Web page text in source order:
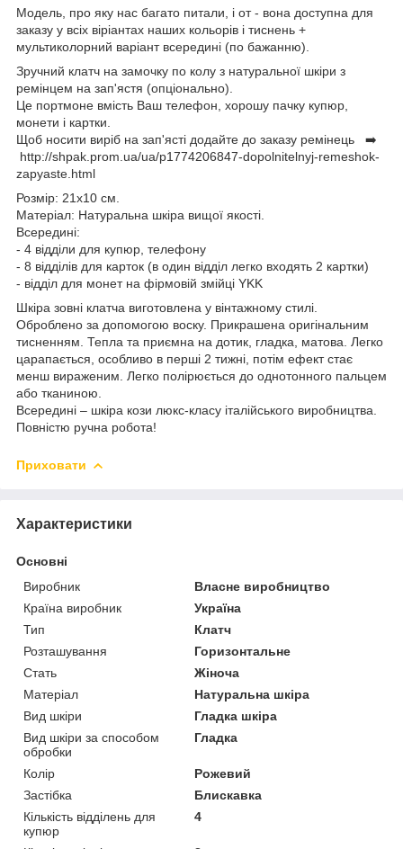
Модель, про яку нас багато питали, і от - вона доступна для
заказу у всіх віріантах наших кольорів і тиснень +
мультиколорний варіант всередині (по бажанню).
Зручний клатч на замочку по колу з натуральної шкіри з
ремінцем на зап'ястя (опціонально).
Це портмоне вмість Ваш телефон, хорошу пачку купюр,
монети і картки.
Щоб носити виріб на зап'ясті додайте до заказу ремінець ➡️
http://shpak.prom.ua/ua/p1774206847-dopolnitelnyj-remeshok-
zapyaste.html
Розмір: 21х10 см.
Матеріал: Натуральна шкіра вищої якості.
Всередині:
- 4 відділи для купюр, телефону
- 8 відділів для карток (в один відділ легко входять 2 картки)
- відділ для монет на фірмовій змійці YKK
Шкіра зовні клатча виготовлена у вінтажному стилі.
Оброблено за допомогою воску. Прикрашена оригінальним
тисненням. Тепла та приємна на дотик, гладка, матова. Легко
царапається, особливо в перші 2 тижні, потім ефект стає
менш вираженим. Легко полірюється до однотонного пальцем
або тканиною.
Всередині – шкіра кози люкс-класу італійського виробництва.
Повністю ручна робота!
Приховати
Характеристики
Основні
Виробник
Власне виробництво
Країна виробник
Україна
Тип
Клатч
Розташування
Горизонтальне
Стать
Жіноча
Матеріал
Натуральна шкіра
Вид шкіри
Гладка шкіра
Вид шкіри за способом
обробки
Гладка
Колір
Рожевий
Застібка
Блискавка
Кількість відділень для
купюр
4